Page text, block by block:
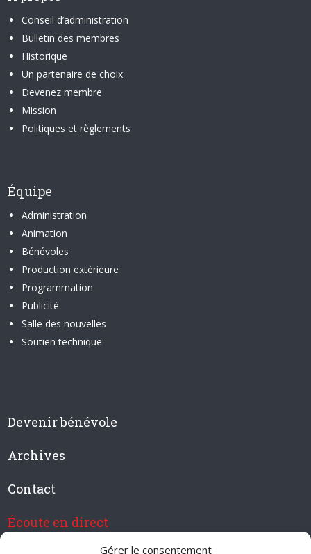
Gérer le consentement
Conseil d’administration
Bulletin des membres
Historique
Un partenaire de choix
Devenez membre
Mission
Politiques et règlements
Équipe
Administration
Animation
Bénévoles
Production extérieure
Programmation
Publicité
Salle des nouvelles
Soutien technique
Devenir bénévole
Archives
Contact
Écoute en direct